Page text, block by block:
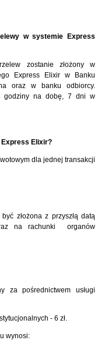
w systemie Express
zostanie złożony w
Express Elixir w Banku
oraz w banku odbiorcy.
godziny na dobę, 7 dni w
Express Elixir?
dla jednej transakcji
złożona z przyszłą datą
na rachunki organów
za pośrednictwem usługi
- 6 zł.
wynosi: